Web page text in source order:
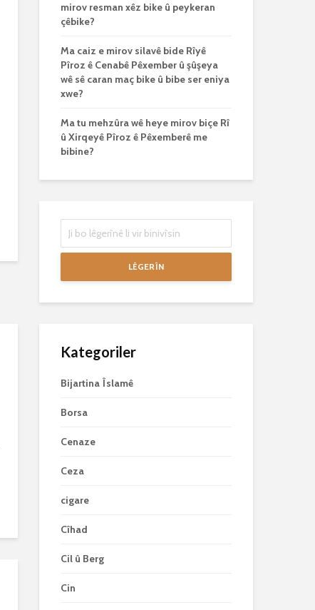
mirov resman xêz bike û peykeran
çêbike?
Ma caiz e mirov silavê bide Rîyê
Pîroz ê Cenabê Pêxember û şûşeya
wê sê caran maç bike û bibe ser eniya
xwe?
Ma tu mehzûra wê heye mirov biçe Rî
û Xirqeyê Pîroz ê Pêxemberê me
bibine?
LÊGERÎN
Kategoriler
Bijartina Îslamê
Borsa
Cenaze
Ceza
cigare
Cîhad
Cil û Berg
Cin